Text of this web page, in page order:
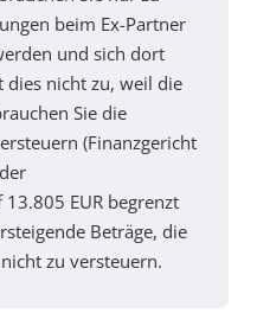
beim Ex-Partner
und sich dort
nicht zu, weil die
Sie die
(Finanzgericht
EUR begrenzt
Beträge, die
zu versteuern.